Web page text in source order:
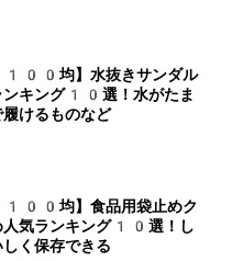
100均】水抜きサンダル
ンキング10選！水がたま
けるものなど
100均】食品用袋止めク
人気ランキング10選！し
く保存できる